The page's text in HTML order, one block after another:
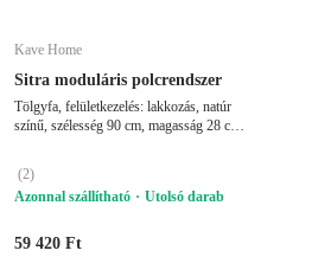
Kave Home
Sitra moduláris polcrendszer
Tölgyfa, felületkezelés: lakkozás, natúr
színű, szélesség 90 cm, magasság 28 cm,
(2)
Azonnal szállítható
Utolsó darab
59 420 Ft